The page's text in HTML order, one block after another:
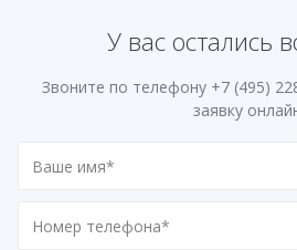
У вас остались
Звоните по телефону +7 (495)
заявку